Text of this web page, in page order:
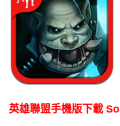
英雄聯盟手機版下載